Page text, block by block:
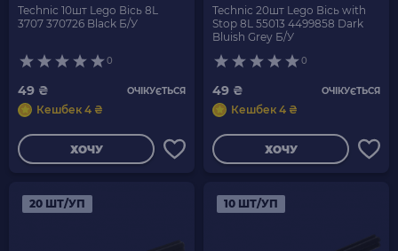
Technic 10шт Lego Вісь 8L
3707 370726 Black Б/У
0
49 ₴ ОЧІКУЄТЬСЯ
Кешбек 4 ₴
ХОЧУ
Technic 20шт Lego Вісь with
Stop 8L 55013 4499858 Dark
Bluish Grey Б/У
0
49 ₴ ОЧІКУЄТЬСЯ
Кешбек 4 ₴
ХОЧУ
20 ШТ/УП 10 ШТ/УП